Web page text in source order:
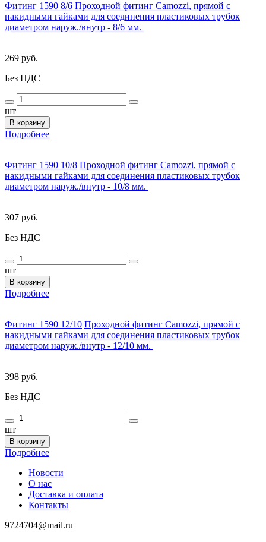
Фитинг 1590 8/6 Проходной фитинг Camozzi, прямой с
накидными гайками для соединения пластиковых трубок
диаметром наруж./внутр - 8/6 мм.
269 руб.
Без НДС
шт
В корзину
Подробнее
Фитинг 1590 10/8 Проходной фитинг Camozzi, прямой с
накидными гайками для соединения пластиковых трубок
диаметром наруж./внутр - 10/8 мм.
307 руб.
Без НДС
шт
В корзину
Подробнее
Фитинг 1590 12/10 Проходной фитинг Camozzi, прямой с
накидными гайками для соединения пластиковых трубок
диаметром наруж./внутр - 12/10 мм.
398 руб.
Без НДС
шт
В корзину
Подробнее
Новости
О нас
Доставка и оплата
Контакты
9724704@mail.ru